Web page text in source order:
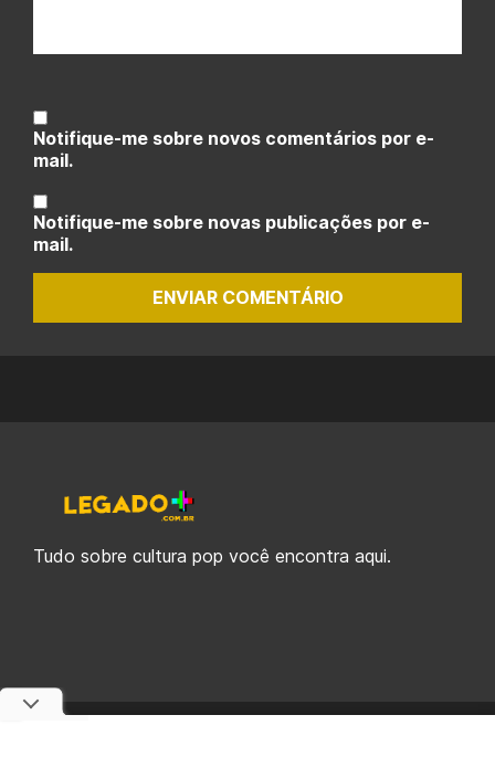
Notifique-me sobre novos comentários por e-
mail.
Notifique-me sobre novas publicações por e-
mail.
ENVIAR COMENTÁRIO
Tudo sobre cultura pop você encontra aqui.